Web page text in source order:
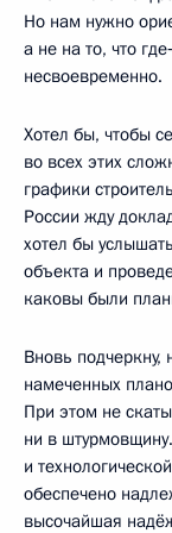
Но нам нужно
а не на то, что
несвоевременно.
Хотел бы, чтобы
во всех этих
графики
России жду
хотел бы
объекта и
каковы были
Вновь
намеченных
При этом не
ни в
и
обеспечено
высочайшая